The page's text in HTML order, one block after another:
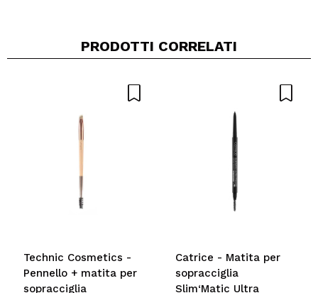
PRODOTTI CORRELATI
Technic Cosmetics -
Pennello + matita per
sopracciglia
Catrice - Matita per
sopracciglia
Slim‘Matic Ultra